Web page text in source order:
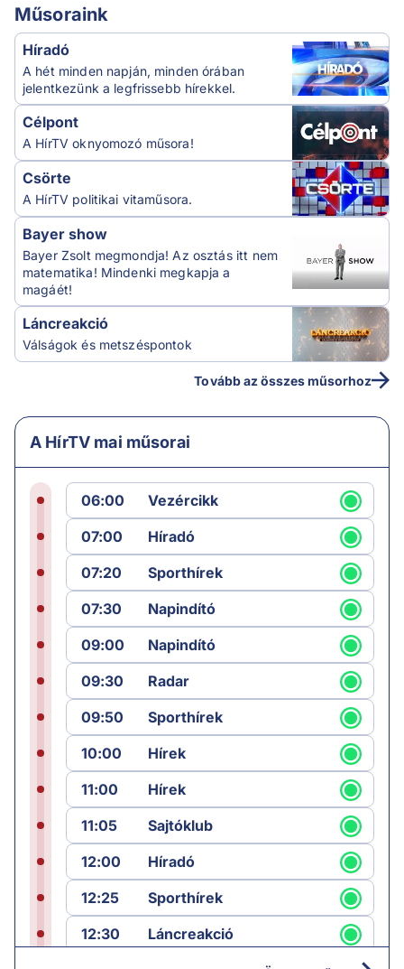
Műsoraink
Híradó
A hét minden napján, minden órában
jelentkezünk a legfrissebb hírekkel.
Célpont
A HírTV oknyomozó műsora!
Csörte
A HírTV politikai vitaműsora.
Bayer show
Bayer Zsolt megmondja! Az osztás itt nem
matematika! Mindenki megkapja a
magáét!
Láncreakció
Válságok és metszéspontok
Tovább az összes műsorhoz
A HírTV mai műsorai
06:00
Vezércikk
07:00
Híradó
07:20
Sporthírek
07:30
Napindító
09:00
Napindító
09:30
Radar
09:50
Sporthírek
10:00
Hírek
11:00
Hírek
11:05
Sajtóklub
12:00
Híradó
12:25
Sporthírek
12:30
Láncreakció